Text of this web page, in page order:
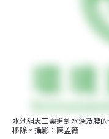
水池組志工需進到水深及腰
移除。攝影：陳孟薇